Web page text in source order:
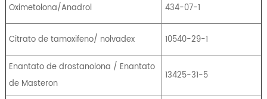
Oximetolona/Anadrol 434-07-1
Citrato de tamoxifeno/ nolvadex 10540-29-1
Enantato de drostanolona / Enantato
de Masteron
13425-31-5